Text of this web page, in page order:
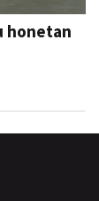
honetan